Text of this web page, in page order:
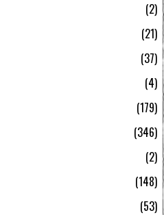
2
21
37
4
179
346
2
148
53